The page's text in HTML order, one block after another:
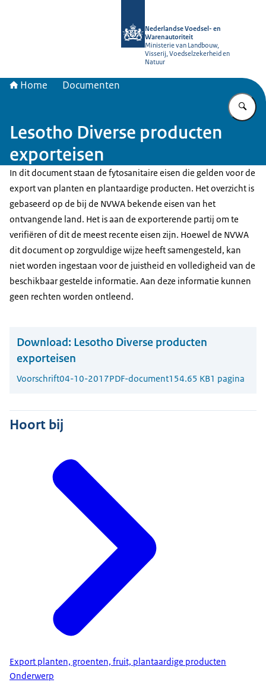
Nederlandse Voedsel- en
Warenautoriteit
Ministerie van Landbouw,
Visserij, Voedselzekerheid en
Natuur
Home Documenten
Lesotho Diverse producten
exporteisen
In dit document staan de fytosanitaire eisen die gelden voor de
export van planten en plantaardige producten. Het overzicht is
gebaseerd op de bij de NVWA bekende eisen van het
ontvangende land. Het is aan de exporterende partij om te
verifiëren of dit de meest recente eisen zijn. Hoewel de NVWA
dit document op zorgvuldige wijze heeft samengesteld, kan
niet worden ingestaan voor de juistheid en volledigheid van de
beschikbaar gestelde informatie. Aan deze informatie kunnen
geen rechten worden ontleend.
Download: Lesotho Diverse producten
exporteisen
Voorschrift04-10-2017PDF-document154.65 KB1 pagina
Hoort bij
Export planten, groenten, fruit, plantaardige producten
Onderwerp